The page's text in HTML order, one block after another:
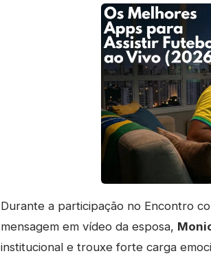
Durante a participação no Encontro
mensagem em vídeo da esposa,
institucional e trouxe forte carga